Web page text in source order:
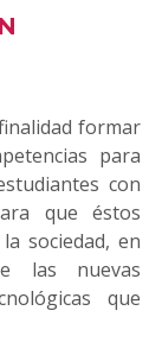
formar
para
con
que éstos
sociedad, en
las nuevas
que